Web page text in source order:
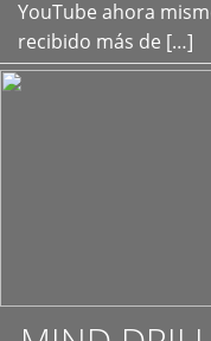
YouTube ahora
recibido más de […]